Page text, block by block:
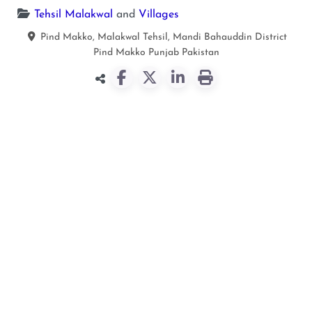
Tehsil Malakwal and Villages
Pind Makko, Malakwal Tehsil, Mandi Bahauddin District
Pind Makko Punjab Pakistan